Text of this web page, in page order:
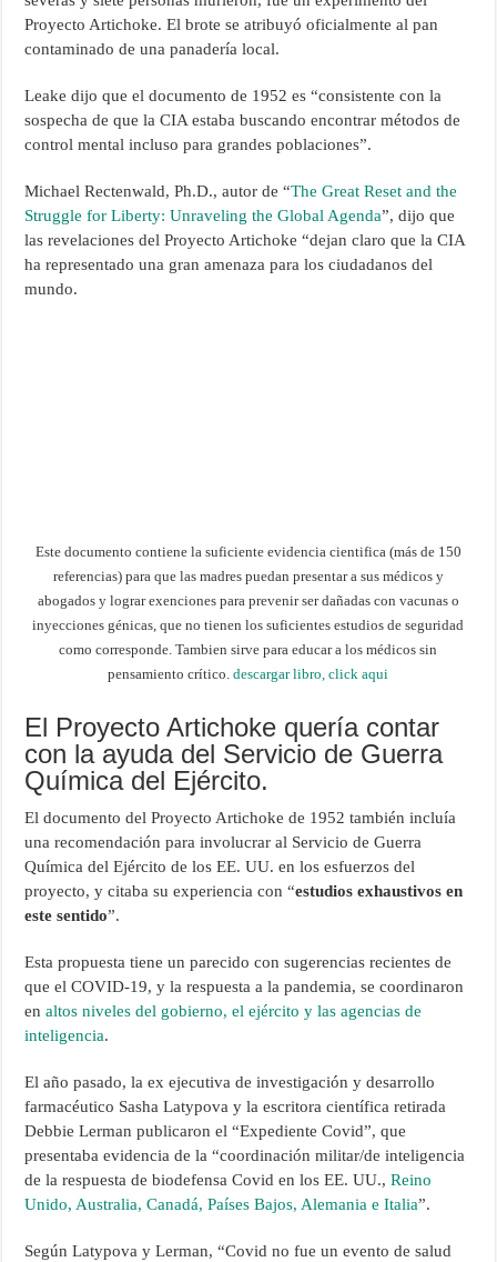
Proyecto Artichoke. El brote se atribuyó oficialmente al pan
contaminado de una panadería local.
Leake dijo que el documento de 1952 es “consistente con la
sospecha de que la CIA estaba buscando encontrar métodos de
control mental incluso para grandes poblaciones”.
Michael Rectenwald, Ph.D., autor de “The Great Reset and the
Struggle for Liberty: Unraveling the Global Agenda”, dijo que
las revelaciones del Proyecto Artichoke “dejan claro que la CIA
ha representado una gran amenaza para los ciudadanos del
mundo.
Este documento contiene la suficiente evidencia cientifica (más de 150
referencias) para que las madres puedan presentar a sus médicos y
abogados y lograr exenciones para prevenir ser dañadas con vacunas o
inyecciones génicas, que no tienen los suficientes estudios de seguridad
como corresponde. Tambien sirve para educar a los médicos sin
pensamiento crítico.descargar libro, click aqui
El Proyecto Artichoke quería contar
con la ayuda del Servicio de Guerra
Química del Ejército.
El documento del Proyecto Artichoke de 1952 también incluía
una recomendación para involucrar al Servicio de Guerra
Química del Ejército de los EE. UU. en los esfuerzos del
proyecto, y citaba su experiencia con “estudios exhaustivos en
este sentido”.
Esta propuesta tiene un parecido con sugerencias recientes de
que el COVID-19, y la respuesta a la pandemia, se coordinaron
enaltos niveles del gobierno, el ejército y las agencias de
inteligencia.
El año pasado, la ex ejecutiva de investigación y desarrollo
farmacéutico Sasha Latypova y la escritora científica retirada
Debbie Lerman publicaron el “Expediente Covid”, que
presentaba evidencia de la “coordinación militar/de inteligencia
de la respuesta de biodefensa Covid en los EE. UU.,Reino
Unido, Australia, Canadá, Países Bajos, Alemania e Italia”.
Según Latypova y Lerman, “Covid no fue un evento de salud